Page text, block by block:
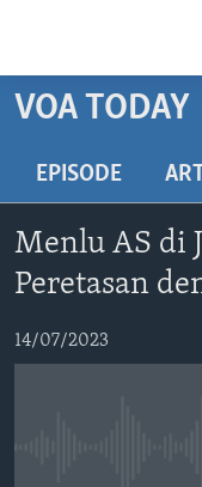
Akses
Utama
Lanjut
ke
Utama
DUNIA
POLYGRAPH
DAFTAR PROGRAM
Learning English
VOA TODAY
EPISODE
Menlu AS di
Peretasan
14/07/2023